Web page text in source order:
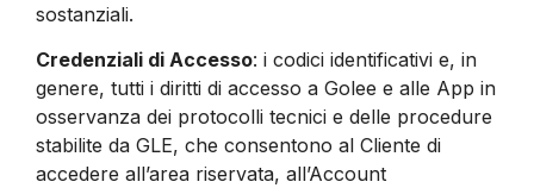
sostanziali.
Credenziali di Accesso: i codici identificativi e, in
genere, tutti i diritti di accesso a Golee e alle App in
osservanza dei protocolli tecnici e delle procedure
stabilite da GLE, che consentono al Cliente di
accedere all’area riservata, all’Account